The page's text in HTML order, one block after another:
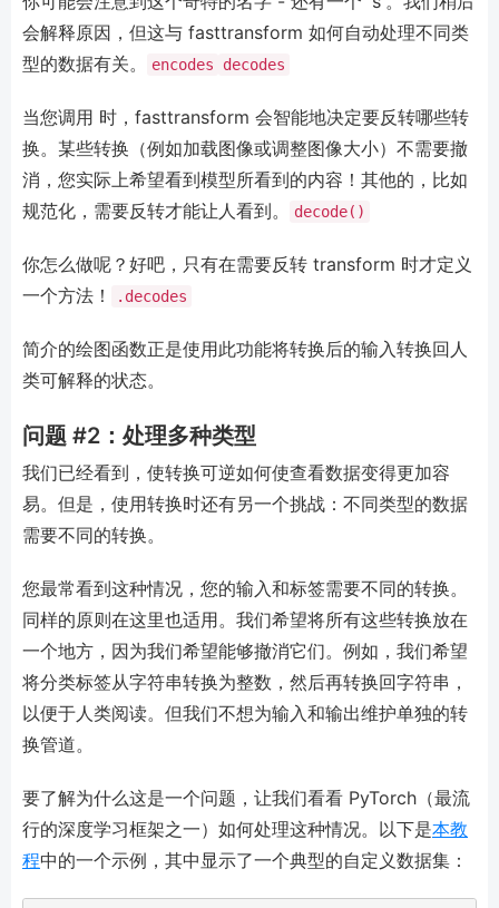
会解释原因，但这与 fasttransform 如何自动处理不同类
型的数据有关。
encodes decodes
当您调用 时，fasttransform 会智能地决定要反转哪些转
换。某些转换（例如加载图像或调整图像大小）不需要撤
消，您实际上希望看到模型所看到的内容！其他的，比如
规范化，需要反转才能让人看到。
decode()
你怎么做呢？好吧，只有在需要反转 transform 时才定义
一个方法！
.decodes
简介的绘图函数正是使用此功能将转换后的输入转换回人
类可解释的状态。
问题 #2：处理多种类型
我们已经看到，使转换可逆如何使查看数据变得更加容
易。但是，使用转换时还有另一个挑战：不同类型的数据
需要不同的转换。
您最常看到这种情况，您的输入和标签需要不同的转换。
同样的原则在这里也适用。我们希望将所有这些转换放在
一个地方，因为我们希望能够撤消它们。例如，我们希望
将分类标签从字符串转换为整数，然后再转换回字符串，
以便于人类阅读。但我们不想为输入和输出维护单独的转
换管道。
要了解为什么这是一个问题，让我们看看 PyTorch（最流
行的深度学习框架之一）如何处理这种情况。以下是本教
程中的一个示例，其中显示了一个典型的自定义数据集：